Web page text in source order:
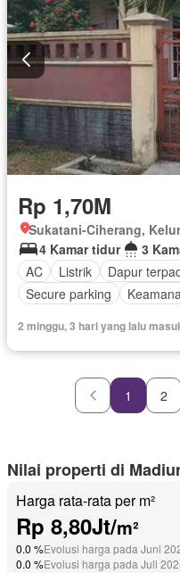
Rp 1,70M
4 Kamar tidur
3
AC
Listrik Dapur
Secure parking
2 minggu, 3 hari yang lalu
1 2
Nilai properti di
Harga rata-rata per m²
Rp 8,80Jt/m²
0.0 %Evolusi harga pada Juni
0.0 %Evolusi harga pada Juli